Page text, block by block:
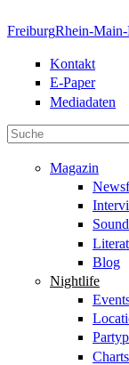
FreiburgRhein-
Kontakt
E-Paper
Mediadaten
Magazin
Blog
Nightlife
Charts